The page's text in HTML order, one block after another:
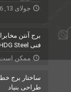
جولای 13, 2026
فنی m HDG Steel & تحلیل مهندسی
ممکن است 16,
ساختار برج
طراحی بنیاد